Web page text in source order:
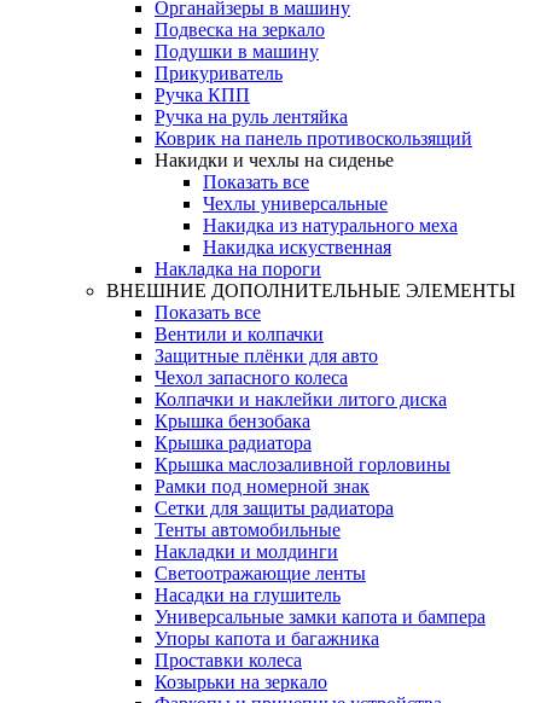
Органайзеры в машину
Подвеска на зеркало
Подушки в машину
Прикуриватель
Ручка КПП
Ручка на руль лентяйка
Коврик на панель противоскользящий
Накидки и чехлы на сиденье
Показать все
Чехлы универсальные
Накидка из натурального меха
Накидка искуственная
Накладка на пороги
ВНЕШНИЕ ДОПОЛНИТЕЛЬНЫЕ ЭЛЕМЕНТЫ
Показать все
Вентили и колпачки
Защитные плёнки для авто
Чехол запасного колеса
Колпачки и наклейки литого диска
Крышка бензобака
Крышка радиатора
Крышка маслозаливной горловины
Рамки под номерной знак
Сетки для защиты радиатора
Тенты автомобильные
Накладки и молдинги
Светоотражающие ленты
Насадки на глушитель
Универсальные замки капота и бампера
Упоры капота и багажника
Проставки колеса
Козырьки на зеркало